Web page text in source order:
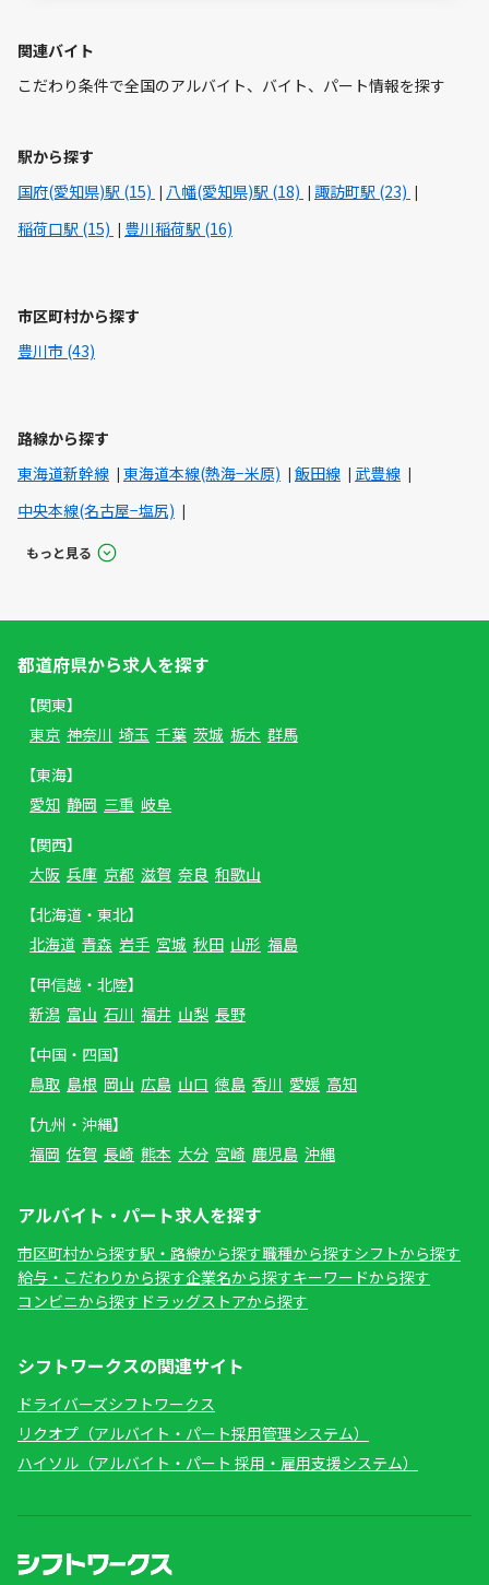
関連バイト
こだわり条件で全国のアルバイト、バイト、パート情報を探す
駅から探す
国府(愛知県)駅 (15)
八幡(愛知県)駅 (18)
諏訪町駅 (23)
稲荷口駅 (15)
豊川稲荷駅 (16)
市区町村から探す
豊川市 (43)
路線から探す
東海道新幹線
東海道本線(熱海−米原) 飯田線
武豊線
中央本線(名古屋−塩尻)
もっと見る
都道府県から求人を探す
【関東】
東京 神奈川 埼玉 千葉 茨城 栃木 群馬
【東海】
愛知 静岡 三重 岐阜
【関西】
大阪 兵庫 京都 滋賀 奈良 和歌山
【北海道・東北】
北海道 青森 岩手 宮城 秋田 山形 福島
【甲信越・北陸】
新潟 富山 石川 福井 山梨 長野
【中国・四国】
鳥取 島根 岡山 広島 山口 徳島 香川 愛媛 高知
【九州・沖縄】
福岡 佐賀 長崎 熊本 大分 宮崎 鹿児島 沖縄
アルバイト・パート求人を探す
市区町村から探す駅・路線から探す職種から探すシフトから探す
給与・こだわりから探す企業名から探すキーワードから探す
コンビニから探す ドラッグストアから探す
シフトワークスの関連サイト
ドライバーズシフトワークス
リクオプ（アルバイト・パート採用管理システム）
ハイソル（アルバイト・パート 採用・雇用支援システム）